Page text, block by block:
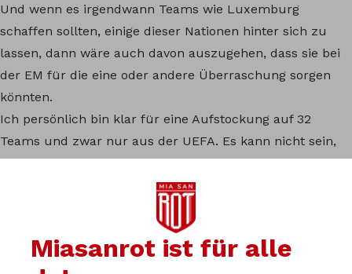
Und wenn es irgendwann Teams wie Luxemburg
schaffen sollten, einige dieser Nationen hinter sich zu
lassen, dann wäre auch davon auszugehen, dass sie bei
der EM für die eine oder andere Überraschung sorgen
könnten.
Ich persönlich bin klar für eine Aufstockung auf 32
Teams und zwar nur aus der UEFA. Es kann nicht sein,
dass man am Ende des letzten Gruppenspiels, wenn
auch das Parallelspiel abgepfiffen ist, nicht feststeht, ob
man weiter ist oder nicht, also muss mMn die Zahl 24
Miasanrot ist für alle